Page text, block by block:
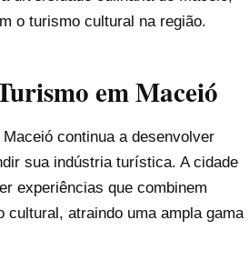
o turismo cultural na região.
em Maceió
continua a desenvolver
sua indústria turística. A cidade
experiências que combinem
cultural, atraindo uma ampla gama